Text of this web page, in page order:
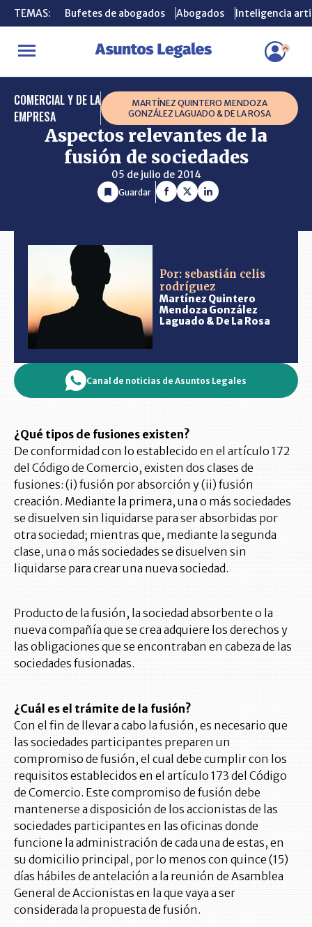
TEMAS: Bufetes de abogados Abogados Inteligencia
INICIO CONSULTORIO Aspectos relevantes de la fusión de
TEMAS: Bufetes de abogados Abogados Inteligencia
COMERCIAL Y DE LA
EMPRESA
MARTÍNEZ QUINTERO MENDOZA
GONZÁLEZ LAGUADO & DE LA ROSA
Aspectos relevantes de la
fusión de sociedades
05 de julio de 2014
Guardar
Por: sebastián celis
rodríguez
Martínez Quintero
Mendoza González
Laguado & De La Rosa
Canal de noticias de Asuntos Legales
¿Qué tipos de fusiones existen?
De conformidad con lo establecido en el artículo 172
del Código de Comercio, existen dos clases de
fusiones: (i) fusión por absorción y (ii) fusión
creación. Mediante la primera, una o más sociedades
se disuelven sin liquidarse para ser absorbidas por
otra sociedad; mientras que, mediante la segunda
clase, una o más sociedades se disuelven sin
liquidarse para crear una nueva sociedad.
Producto de la fusión, la sociedad absorbente o la
nueva compañía que se crea adquiere los derechos y
las obligaciones que se encontraban en cabeza de las
sociedades fusionadas.
¿Cuál es el trámite de la fusión?
Con el fin de llevar a cabo la fusión, es necesario que
las sociedades participantes preparen un
compromiso de fusión, el cual debe cumplir con los
requisitos establecidos en el artículo 173 del Código
de Comercio. Este compromiso de fusión debe
mantenerse a disposición de los accionistas de las
sociedades participantes en las oficinas donde
funcione la administración de cada una de estas, en
su domicilio principal, por lo menos con quince (15)
días hábiles de antelación a la reunión de Asamblea
General de Accionistas en la que vaya a ser
considerada la propuesta de fusión.